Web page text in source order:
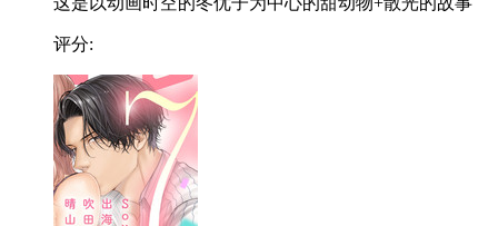
评分: